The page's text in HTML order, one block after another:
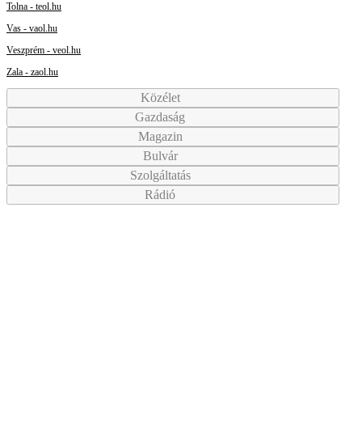
Tolna - teol.hu
Vas - vaol.hu
Veszprém - veol.hu
Zala - zaol.hu
Közélet
Gazdaság
Magazin
Bulvár
Szolgáltatás
Rádió